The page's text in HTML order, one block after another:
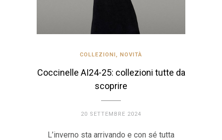
COLLEZIONI, NOVITÀ
Coccinelle AI24-25: collezioni tutte da
scoprire
20 SETTEMBRE 2024
L’inverno sta arrivando e con sé tutta